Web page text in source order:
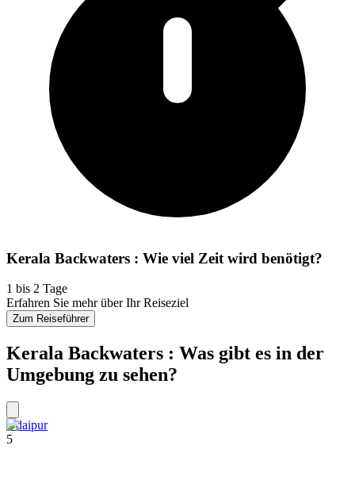
Kerala Backwaters : Wie viel Zeit wird benötigt?
1 bis 2 Tage
Erfahren Sie mehr über Ihr Reiseziel
Zum Reiseführer
Kerala Backwaters : Was gibt es in der
Umgebung zu sehen?
Udaipur
5